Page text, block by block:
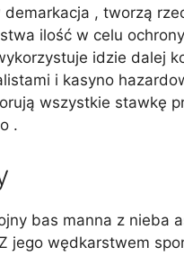
, tworzą
ilość w celu
idzie dalej
i kasyno
wszystkie stawkę
.
bas manna z nieba
jego wędkarstwem